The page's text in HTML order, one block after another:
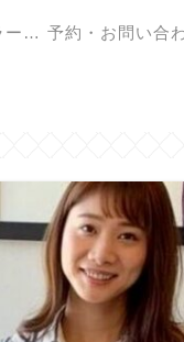
診 予約・お問い合